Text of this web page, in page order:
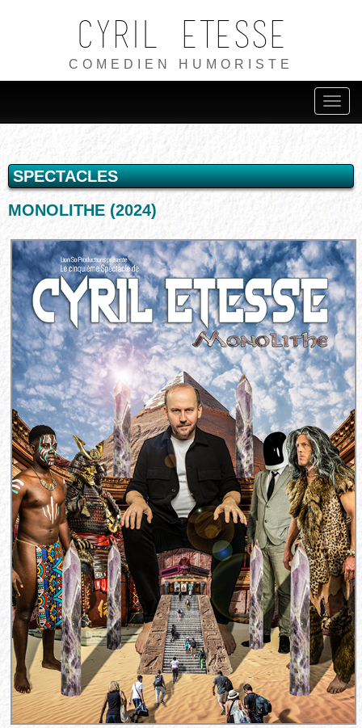
Cyril ETESSE
COMEDIEN HUMORISTE
SPECTACLES
MONOLITHE (2024)